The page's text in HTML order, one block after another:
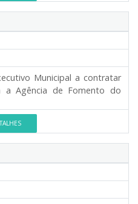
Municipal a contratar
a Agência de Fomento do